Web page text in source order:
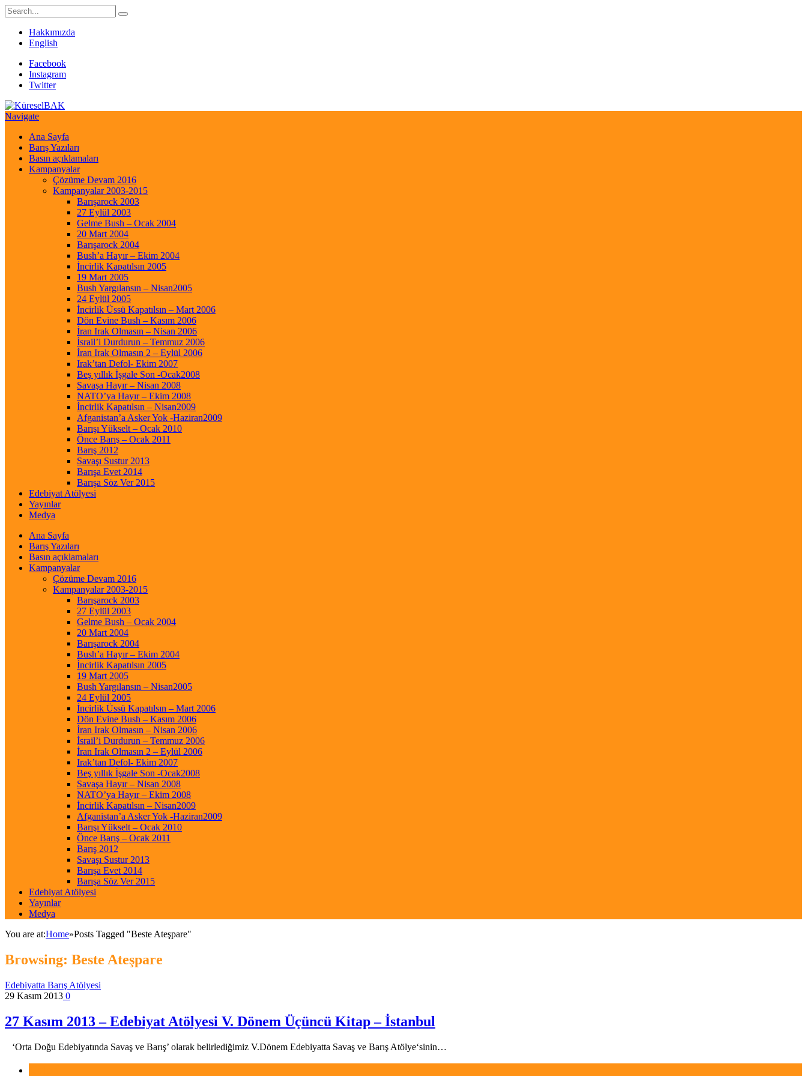
Hakkımızda
English
Facebook
Instagram
Twitter
Navigate
Ana Sayfa
Barış Yazıları
Basın açıklamaları
Kampanyalar
Çözüme Devam 2016
Kampanyalar 2003-2015
Barışarock 2003
27 Eylül 2003
Gelme Bush – Ocak 2004
20 Mart 2004
Barışarock 2004
Bush’a Hayır – Ekim 2004
İncirlik Kapatılsın 2005
19 Mart 2005
Bush Yargılansın – Nisan2005
24 Eylül 2005
İncirlik Üssü Kapatılsın – Mart 2006
Dön Evine Bush – Kasım 2006
İran Irak Olmasın – Nisan 2006
İsrail’i Durdurun – Temmuz 2006
İran Irak Olmasın 2 – Eylül 2006
Irak’tan Defol- Ekim 2007
Beş yıllık İşgale Son -Ocak2008
Savaşa Hayır – Nisan 2008
NATO’ya Hayır – Ekim 2008
İncirlik Kapatılsın – Nisan2009
Afganistan’a Asker Yok -Haziran2009
Barışı Yükselt – Ocak 2010
Önce Barış – Ocak 2011
Barış 2012
Savaşı Sustur 2013
Barışa Evet 2014
Barışa Söz Ver 2015
Edebiyat Atölyesi
Yayınlar
Medya
Ana Sayfa
Barış Yazıları
Basın açıklamaları
Kampanyalar
Çözüme Devam 2016
Kampanyalar 2003-2015
Barışarock 2003
27 Eylül 2003
Gelme Bush – Ocak 2004
20 Mart 2004
Barışarock 2004
Bush’a Hayır – Ekim 2004
İncirlik Kapatılsın 2005
19 Mart 2005
Bush Yargılansın – Nisan2005
24 Eylül 2005
İncirlik Üssü Kapatılsın – Mart 2006
Dön Evine Bush – Kasım 2006
İran Irak Olmasın – Nisan 2006
İsrail’i Durdurun – Temmuz 2006
İran Irak Olmasın 2 – Eylül 2006
Irak’tan Defol- Ekim 2007
Beş yıllık İşgale Son -Ocak2008
Savaşa Hayır – Nisan 2008
NATO’ya Hayır – Ekim 2008
İncirlik Kapatılsın – Nisan2009
Afganistan’a Asker Yok -Haziran2009
Barışı Yükselt – Ocak 2010
Önce Barış – Ocak 2011
Barış 2012
Savaşı Sustur 2013
Barışa Evet 2014
Barışa Söz Ver 2015
Edebiyat Atölyesi
Yayınlar
Medya
You are at:Home»Posts Tagged "Beste Ateşpare"
Browsing: Beste Ateşpare
Edebiyatta Barış Atölyesi
29 Kasım 2013 0
27 Kasım 2013 – Edebiyat Atölyesi V. Dönem Üçüncü Kitap – İstanbul
‘Orta Doğu Edebiyatında Savaş ve Barış’ olarak belirlediğimiz V.Dönem Edebiyatta Savaş ve Barış Atölye‘sinin…